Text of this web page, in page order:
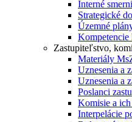
Interné
Strategické
Územné
Kompetencie
Zastupiteľstvo,
Materiály
Uznesenia a
Uznesenia a
Poslanci
Komisie a
Interpelácie